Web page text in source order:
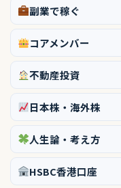
副業で稼ぐ
コアメンバー
不動産投資
日本株・海外株
人生論・考え方
HSBC香港口座